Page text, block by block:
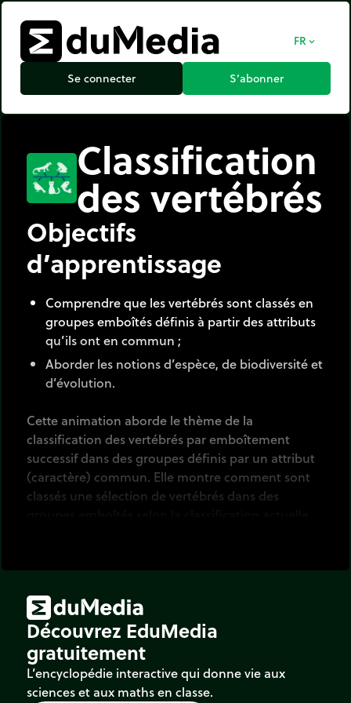
FR expand_more
Se connecter S’abonner
Classification
des vertébrés
Objectifs
d’apprentissage
Comprendre que les vertébrés sont classés en
groupes emboîtés définis à partir des attributs
qu’ils ont en commun ;
Aborder les notions d’espèce, de biodiversité et
d’évolution.
Cette animation aborde le thème de la
classification des vertébrés par emboîtement
successif dans des groupes définis par un attribut
(caractère) commun. Elle montre comment sont
classés une sélection de vertébrés dans des
Découvrez EduMedia
gratuitement
L’encyclopédie interactive qui donne vie aux
sciences et aux maths en classe.